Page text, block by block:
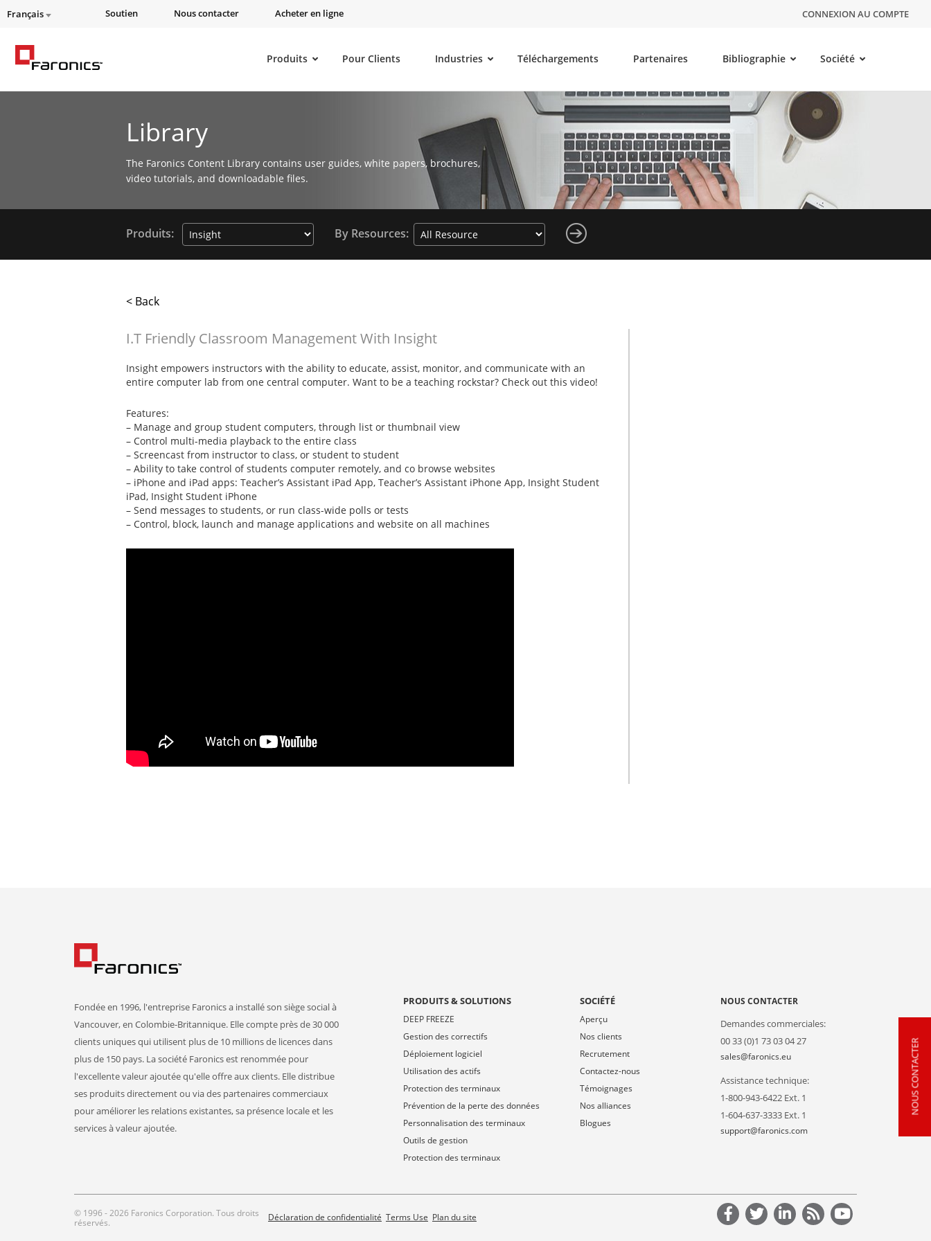
Français Soutien Nous contacter Acheter en ligne CONNEXION AU COMPTE
Produits Pour Clients Industries Téléchargements Partenaires Bibliographie Société
Library
The Faronics Content Library contains user guides, white papers, brochures,
video tutorials, and downloadable files.
Produits: By Resources:
< Back
I.T Friendly Classroom Management With Insight
Insight empowers instructors with the ability to educate, assist, monitor, and communicate with an
entire computer lab from one central computer. Want to be a teaching rockstar? Check out this video!
Features:
– Manage and group student computers, through list or thumbnail view
– Control multi-media playback to the entire class
– Screencast from instructor to class, or student to student
– Ability to take control of students computer remotely, and co browse websites
– iPhone and iPad apps: Teacher’s Assistant iPad App, Teacher’s Assistant iPhone App, Insight Student
iPad, Insight Student iPhone
– Send messages to students, or run class-wide polls or tests
– Control, block, launch and manage applications and website on all machines
Fondée en 1996, l'entreprise Faronics a installé son siège social à
Vancouver, en Colombie-Britannique. Elle compte près de 30 000
clients uniques qui utilisent plus de 10 millions de licences dans
plus de 150 pays. La société Faronics est renommée pour
l'excellente valeur ajoutée qu'elle offre aux clients. Elle distribue
ses produits directement ou via des partenaires commerciaux
pour améliorer les relations existantes, sa présence locale et les
services à valeur ajoutée.
PRODUITS & SOLUTIONS
DEEP FREEZE
Gestion des correctifs
Déploiement logiciel
Utilisation des actifs
Protection des terminaux
Prévention de la perte des données
Personnalisation des terminaux
Outils de gestion
Protection des terminaux
SOCIÉTÉ
Aperçu
Nos clients
Recrutement
Contactez-nous
Témoignages
Nos alliances
Blogues
NOUS CONTACTER
Demandes commerciales:
00 33 (0)1 73 03 04 27
sales@faronics.eu
Assistance technique:
1-800-943-6422 Ext. 1
1-604-637-3333 Ext. 1
support@faronics.com
© 1996 - 2026 Faronics Corporation. Tous droits
réservés.
Déclaration de confidentialité Terms Use Plan du site
NOUS CONTACTER